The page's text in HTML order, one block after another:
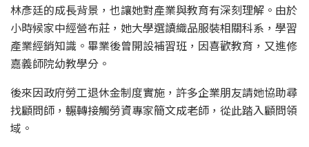
林彥廷的成長背景，也讓她對產業與教育有深刻理解。由於
小時候家中經營布莊，她大學選讀織品服裝相關科系，學習
產業經銷知識。畢業後曾開設補習班，因喜歡教育，又進修
嘉義師院幼教學分。
後來因政府勞工退休金制度實施，許多企業朋友請她協助尋
找顧問師，輾轉接觸勞資專家簡文成老師，從此踏入顧問領
域。